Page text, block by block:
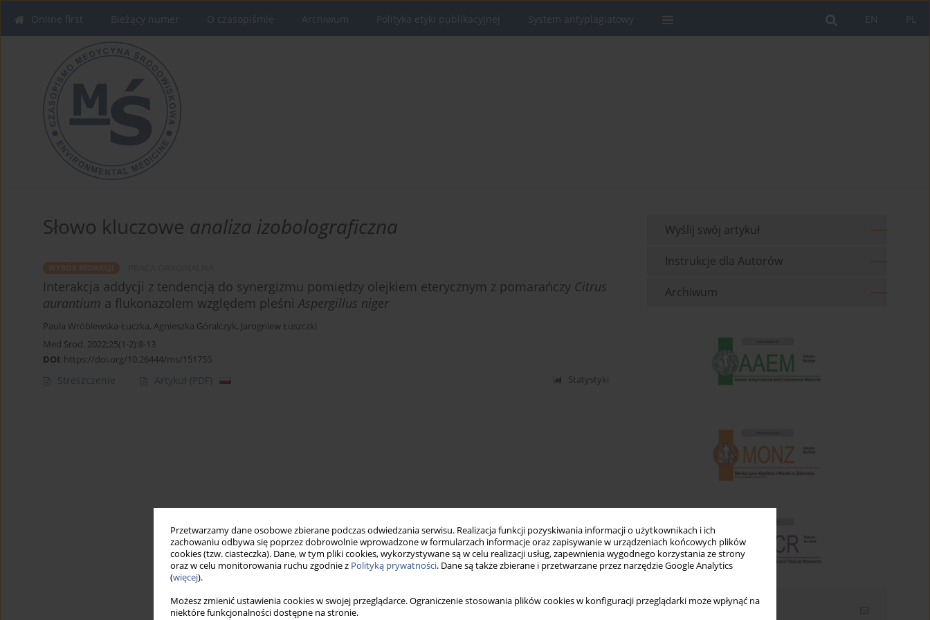
Przetwarzamy dane osobowe zbierane podczas odwiedzania serwisu. Realizacja funkcji pozyskiwania informacji o użytkownikach i ich
zachowaniu odbywa się poprzez dobrowolnie wprowadzone w formularzach informacje oraz zapisywanie w urządzeniach końcowych plików
cookies (tzw. ciasteczka). Dane, w tym pliki cookies, wykorzystywane są w celu realizacji usług, zapewnienia wygodnego korzystania ze strony
oraz w celu monitorowania ruchu zgodnie z Polityką prywatności. Dane są także zbierane i przetwarzane przez narzędzie Google Analytics
(więcej).
Możesz zmienić ustawienia cookies w swojej przeglądarce. Ograniczenie stosowania plików cookies w konfiguracji przeglądarki może wpłynąć na
niektóre funkcjonalności dostępne na stronie.
PL
EN
Online first Bieżący numer O czasopiśmie Archiwum Polityka etyki publikacyjnej System antyplagiatowy
Słowo kluczowe analiza izobolograficzna
WYBÓR REDAKCJI
Interakcja addycji z tendencją do synergizmu pomiędzy olejkiem eterycznym z pomarańczy Citrus
aurantium a flukonazolem względem pleśniAspergillus niger
Paula Wróblewska-Łuczka, Agnieszka Góralczyk, Jarogniew Łuszczki
Med Srod. 2022;25(1-2):8-13
DOI: https://doi.org/10.26444/ms/151755
Streszczenie Artykuł (PDF) Statystyki
Wyślij swój artykuł
Instrukcje dla Autorów
Archiwum
Newsletter